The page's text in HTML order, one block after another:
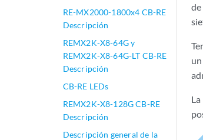
RE-MX2000-1800x4 CB-RE
Descripción
REMX2K-X8-64G y
REMX2K-X8-64G-LT CB-RE
Descripción
CB-RE LEDs
REMX2K-X8-128G CB-RE
Descripción
Descripción general de la